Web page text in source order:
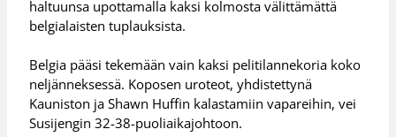
haltuunsa upottamalla kaksi kolmosta välittämättä
belgialaisten tuplauksista.
Belgia pääsi tekemään vain kaksi pelitilannekoria koko
neljänneksessä. Koposen uroteot, yhdistettynä
Kauniston ja Shawn Huffin kalastamiin vapareihin, vei
Susijengin 32-38-puoliaikajohtoon.